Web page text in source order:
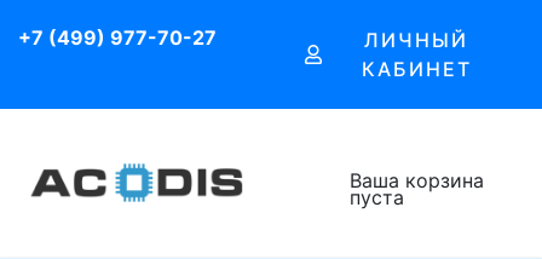
+7 (499) 977-70-27
ЛИЧНЫЙ
КАБИНЕТ
Ваша корзина
пуста